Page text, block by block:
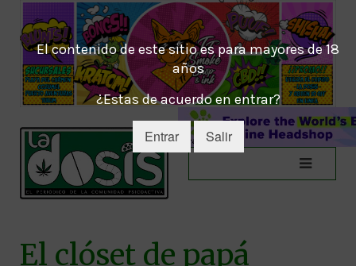
El contenido de este sitio es para mayores de 18
años
¿Estas de acuerdo en entrar?
Entrar Salir
El clóset de papá